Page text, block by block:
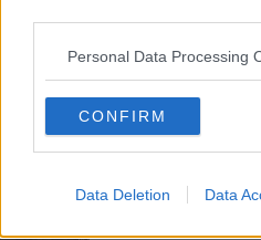
Personal Data Processing
CONFIRM
Data Deletion Data
Elezioni consorzio di
Il Contratto di fiume fa
Fiume Cecina,
"Che ci fa ancora